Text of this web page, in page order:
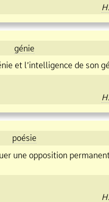
génie
et l’intelligence de son
poésie
une opposition